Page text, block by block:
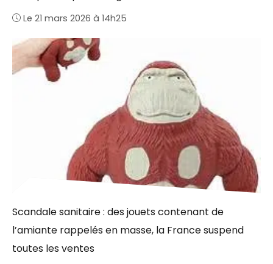
Le 21 mars 2026 à 14h25
Scandale sanitaire : des jouets contenant de
l’amiante rappelés en masse, la France suspend
toutes les ventes